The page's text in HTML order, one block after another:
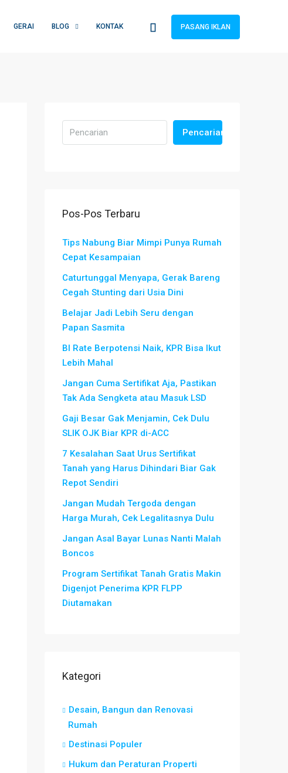
GERAI BLOG KONTAK PASANG IKLAN
Pencarian
Pos-Pos Terbaru
Tips Nabung Biar Mimpi Punya Rumah
Cepat Kesampaian
Caturtunggal Menyapa, Gerak Bareng
Cegah Stunting dari Usia Dini
Belajar Jadi Lebih Seru dengan
Papan Sasmita
BI Rate Berpotensi Naik, KPR Bisa Ikut
Lebih Mahal
Jangan Cuma Sertifikat Aja, Pastikan
Tak Ada Sengketa atau Masuk LSD
Gaji Besar Gak Menjamin, Cek Dulu
SLIK OJK Biar KPR di-ACC
7 Kesalahan Saat Urus Sertifikat
Tanah yang Harus Dihindari Biar Gak
Repot Sendiri
Jangan Mudah Tergoda dengan
Harga Murah, Cek Legalitasnya Dulu
Jangan Asal Bayar Lunas Nanti Malah
Boncos
Program Sertifikat Tanah Gratis Makin
Digenjot Penerima KPR FLPP
Diutamakan
Kategori
Desain, Bangun dan Renovasi
Rumah
Destinasi Populer
Hukum dan Peraturan Properti